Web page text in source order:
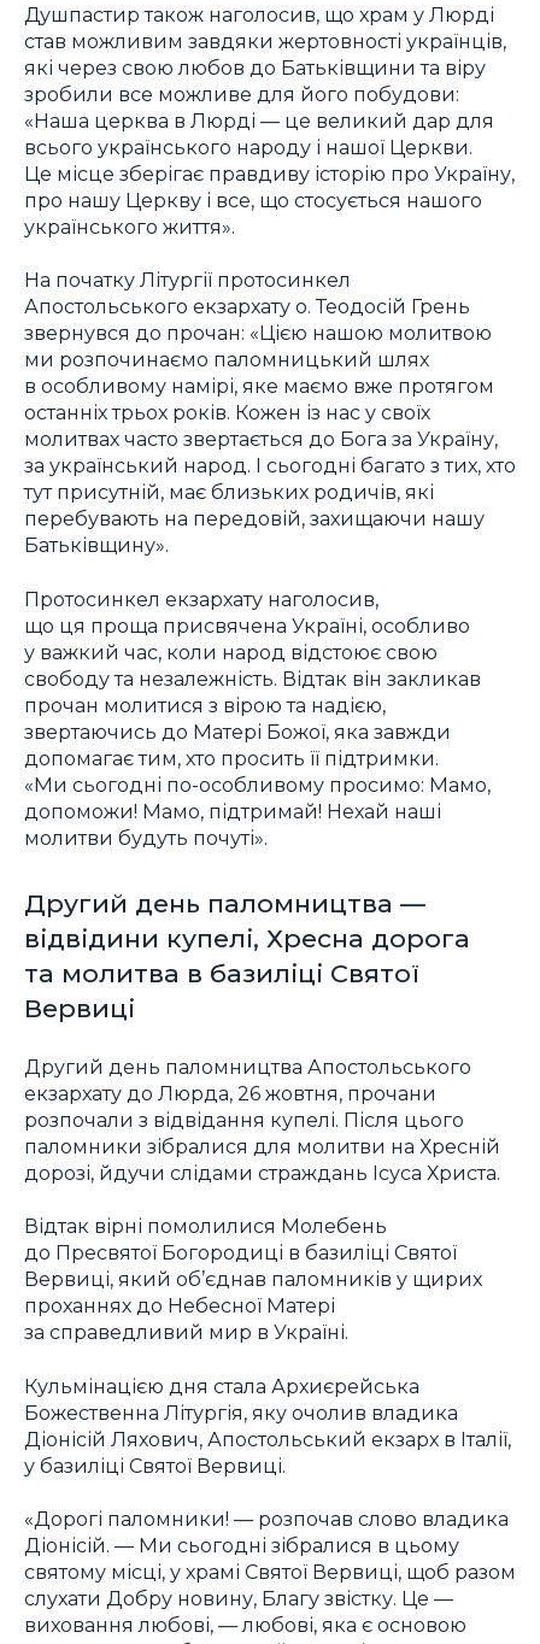
Душпастир також наголосив, що храм у Люрді
став можливим завдяки жертовності українців,
які через свою любов до Батьківщини та віру
зробили все можливе для його побудови:
«Наша церква в Люрді — це великий дар для
всього українського народу і нашої Церкви.
Це місце зберігає правдиву історію про Україну,
про нашу Церкву і все, що стосується нашого
українського життя».
На початку Літургії протосинкел
Апостольського екзархату о. Теодосій Грень
звернувся до прочан: «Цією нашою молитвою
ми розпочинаємо паломницький шлях
в особливому намірі, яке маємо вже протягом
останніх трьох років. Кожен із нас у своїх
молитвах часто звертається до Бога за Україну,
за український народ. І сьогодні багато з тих, хто
тут присутній, має близьких родичів, які
перебувають на передовій, захищаючи нашу
Батьківщину».
Протосинкел екзархату наголосив,
що ця проща присвячена Україні, особливо
у важкий час, коли народ відстоює свою
свободу та незалежність. Відтак він закликав
прочан молитися з вірою та надією,
звертаючись до Матері Божої, яка завжди
допомагає тим, хто просить її підтримки.
«Ми сьогодні по-особливому просимо: Мамо,
допоможи! Мамо, підтримай! Нехай наші
молитви будуть почуті».
Другий день паломництва —
відвідини купелі, Хресна дорога
та молитва в базиліці Святої
Вервиці
Другий день паломництва Апостольського
екзархату до Люрда, 26 жовтня, прочани
розпочали з відвідання купелі. Після цього
паломники зібралися для молитви на Хресній
дорозі, йдучи слідами страждань Ісуса Христа.
Відтак вірні помолилися Молебень
до Пресвятої Богородиці в базиліці Святої
Вервиці, який об’єднав паломників у щирих
проханнях до Небесної Матері
за справедливий мир в Україні.
Кульмінацією дня стала Архиєрейська
Божественна Літургія, яку очолив владика
Діонісій Ляхович, Апостольський екзарх в Італії,
у базиліці Святої Вервиці.
«Дорогі паломники! — розпочав слово владика
Діонісій. — Ми сьогодні зібралися в цьому
святому місці, у храмі Святої Вервиці, щоб разом
слухати Добру новину, Благу звістку. Це —
виховання любові, — любові, яка є основою